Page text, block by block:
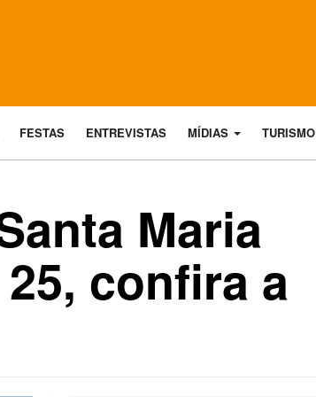
FESTAS ENTREVISTAS MÍDIAS TURISMO
Maria
confira a